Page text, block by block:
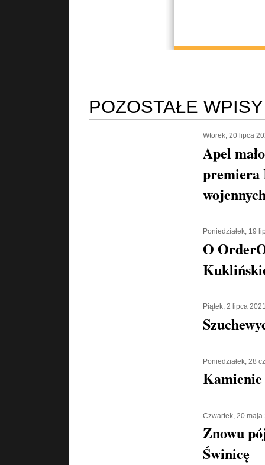
POZOSTAŁE WPISY
Wtorek, 20 lipca
Apel
premiera
Poniedziałek, 19
O
Piątek, 2 lipca
Poniedziałek, 28
Kamienie
Czwartek, 20 maja
Znowu
Świnicę